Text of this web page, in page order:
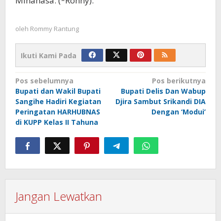
oleh Rommy Rantung
Ikuti Kami Pada
Navigasi
pos
Pos sebelumnya
Bupati dan Wakil Bupati
Sangihe Hadiri Kegiatan
Peringatan HARHUBNAS
di KUPP Kelas II Tahuna
Pos berikutnya
Bupati Delis Dan Wabup
Djira Sambut Srikandi DIA
Dengan ‘Modui’
Jangan Lewatkan